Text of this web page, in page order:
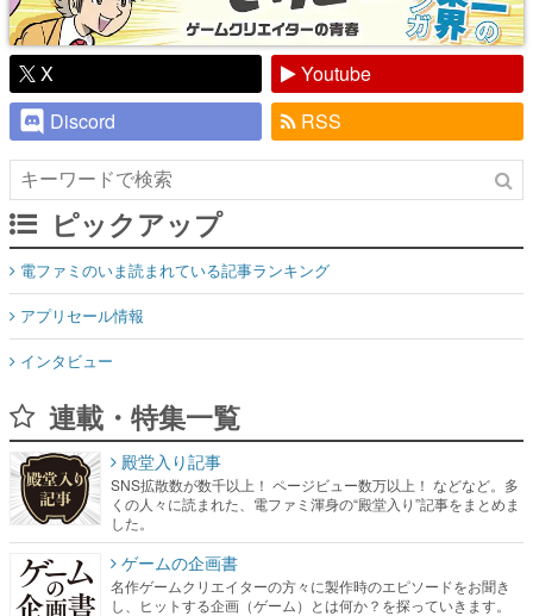
X
Youtube
Discord
RSS
ピックアップ
電ファミのいま読まれている記事ランキング
アプリセール情報
インタビュー
連載・特集一覧
殿堂入り記事
SNS拡散数が数千以上！ ページビュー数万以上！ などなど。多
くの人々に読まれた、電ファミ渾身の“殿堂入り”記事をまとめま
した。
ゲームの企画書
名作ゲームクリエイターの方々に製作時のエピソードをお聞き
し、ヒットする企画（ゲーム）とは何か？を探っていきます。